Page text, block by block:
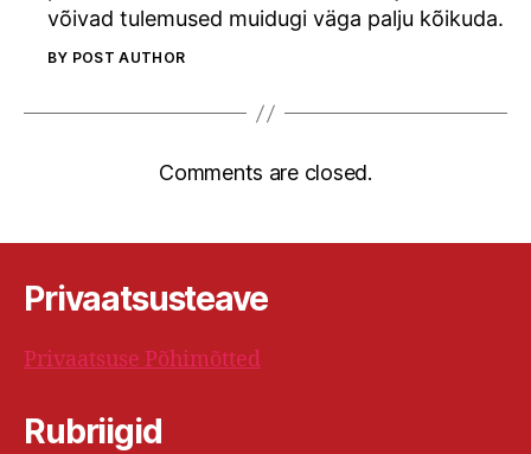
võivad tulemused muidugi väga palju kõikuda.
BY POST AUTHOR
Comments are closed.
Privaatsusteave
Privaatsuse Põhimõtted
Rubriigid